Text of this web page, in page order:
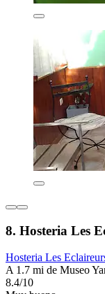
8. Hosteria Les
Hosteria Les
A 1.7 mi de Museo
8.4/10